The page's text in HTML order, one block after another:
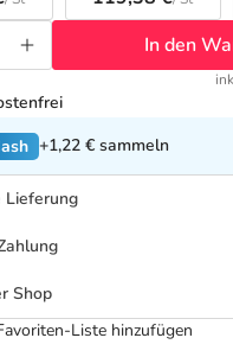
Mineralstoffe
In den
+1,22 € sammeln
Lieferung
Shop
Liste hinzufügen